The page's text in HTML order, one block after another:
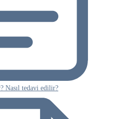
Nasıl tedavi edilir?